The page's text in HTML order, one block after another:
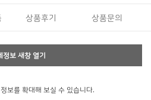
상품후기 상품문의
정보 새창 열기
보를 확대해 보실 수 있습니다.